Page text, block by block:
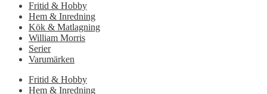
Fritid & Hobby
Hem & Inredning
Kök & Matlagning
William Morris
Serier
Varumärken
Fritid & Hobby
Hem & Inredning